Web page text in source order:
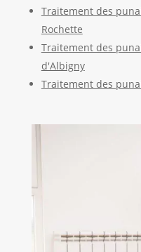
Traitement des
Rochette
Traitement des
d'Albigny
Traitement des